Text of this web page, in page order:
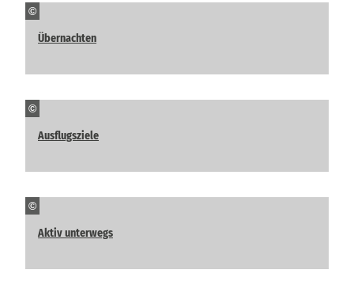
©
Übernachten
©
Ausflugsziele
©
Aktiv unterwegs